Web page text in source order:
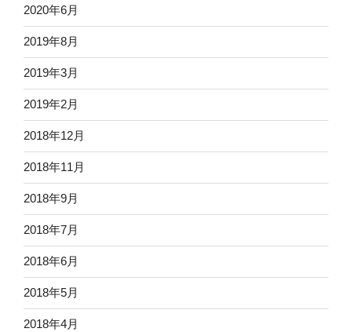
2020年6月
2019年8月
2019年3月
2019年2月
2018年12月
2018年11月
2018年9月
2018年7月
2018年6月
2018年5月
2018年4月